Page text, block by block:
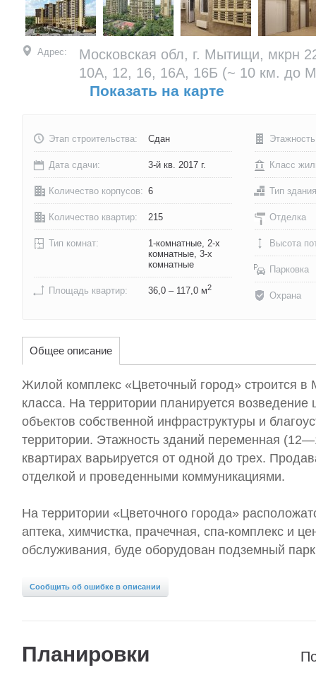
Адрес:
Московская обл, г. Мытищи, мкрн
10А, 12, 16, 16А, 16Б (~ 10 км. до
Показать на карте
Этап строительства: Сдан
Дата сдачи: 3-й кв. 2017 г.
Количество корпусов: 6
Количество квартир: 215
Тип комнат:
1-комнатные, 2-х
комнатные, 3-х
комнатные
Площадь квартир: 36,0 – 117,0 м2
Этажность
Класс
Тип
Отделка
Высота
Парковка
Охрана
Общее описание
Жилой комплекс «Цветочный город» строится в
класса. На территории планируется
объектов собственной инфраструктуры и
территории. Этажность зданий переменная
квартирах варьируется от одной до трех.
отделкой и проведенными коммуникациями.
На территории «Цветочного города»
аптека, химчистка, прачечная, спа-комплекс и
обслуживания, буде оборудован подземный
Сообщить об ошибке в описании
Планировки